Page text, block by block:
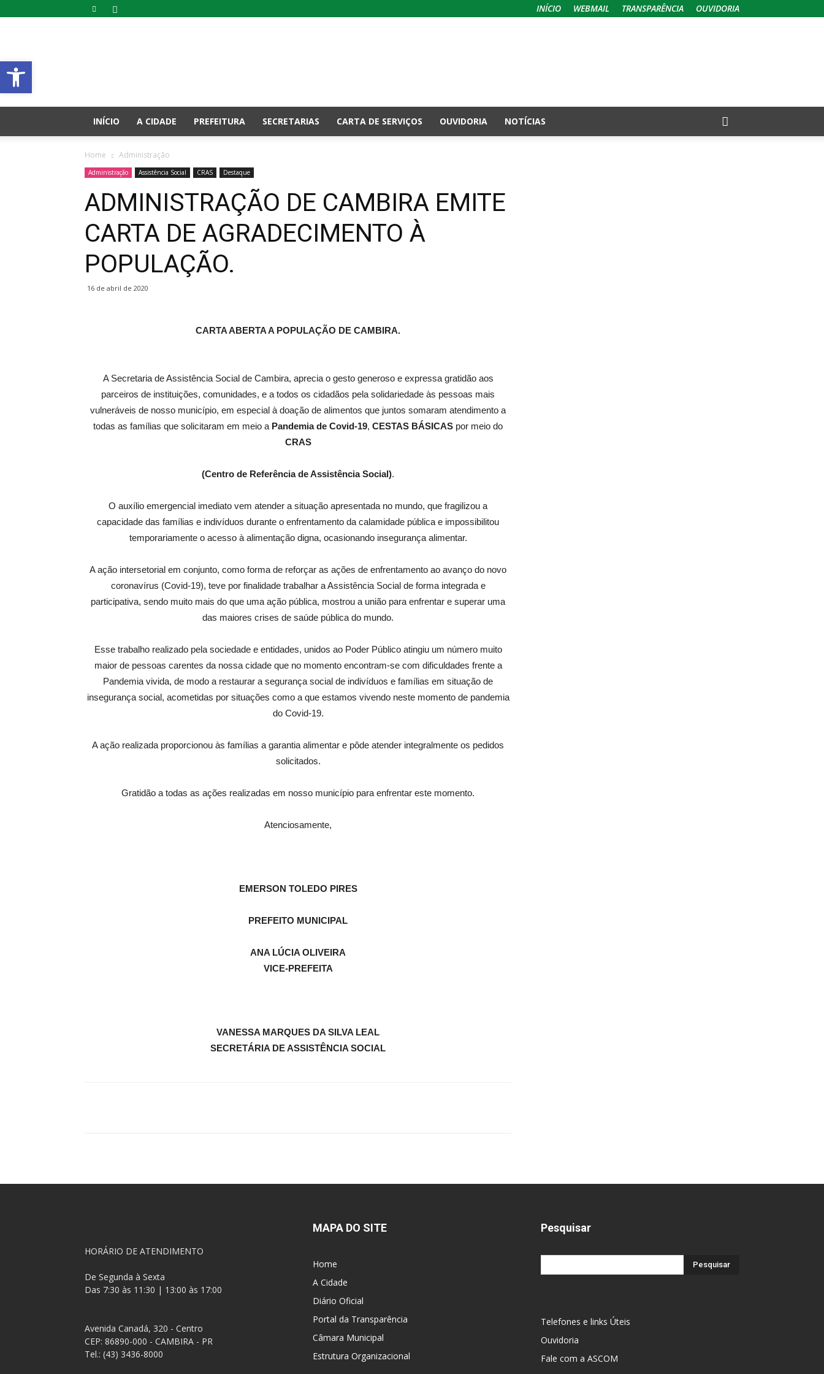
Abrir a barra de ferramentas
INÍCIO WEBMAIL TRANSPARÊNCIA OUVIDORIA
PR
INÍCIO
A CIDADE PREFEITURA SECRETARIAS CARTA DE SERVIÇOS OUVIDORIA NOTÍCIAS
Home Administração
Administração Assistência Social CRAS Destaque
ADMINISTRAÇÃO DE CAMBIRA EMITE
CARTA DE AGRADECIMENTO À
POPULAÇÃO.
16 de abril de 2020
CARTA ABERTA A POPULAÇÃO DE CAMBIRA.
A Secretaria de Assistência Social de Cambira, aprecia o gesto generoso e expressa gratidão aos
parceiros de instituições, comunidades, e a todos os cidadãos pela solidariedade às pessoas mais
vulneráveis de nosso município, em especial à doação de alimentos que juntos somaram atendimento a
todas as famílias que solicitaram em meio a Pandemia de Covid-19, CESTAS BÁSICAS por meio do
CRAS
(Centro de Referência deAssistência Social).
O auxílio emergencial imediato vem atender a situação apresentada no mundo, que fragilizou a
capacidade das famílias e indivíduos durante o enfrentamento da calamidade pública e impossibilitou
temporariamente o acesso à alimentação digna, ocasionando insegurança alimentar.
A ação intersetorial em conjunto, como forma de reforçar as ações de enfrentamento ao avanço do novo
coronavírus (Covid-19), teve por finalidade trabalhar a Assistência Social de forma integrada e
participativa, sendo muito mais do que uma ação pública, mostrou a união para enfrentar e superar uma
das maiores crises de saúde pública do mundo.
Esse trabalho realizado pela sociedade e entidades, unidos ao Poder Público atingiu um número muito
maior de pessoas carentes da nossa cidade que no momento encontram-se com dificuldades frente a
Pandemia vivida, de modo a restaurar a segurança social de indivíduos e famílias em situação de
insegurança social, acometidas por situações como a que estamos vivendo neste momento de pandemia
do Covid-19.
A ação realizada proporcionou às famílias a garantia alimentar e pôde atender integralmente os pedidos
solicitados.
Gratidão a todas as ações realizadas em nosso município para enfrentar este momento.
Atenciosamente,
EMERSON TOLEDO PIRES
PREFEITO MUNICIPAL
ANA LÚCIA OLIVEIRA
VICE-PREFEITA
VANESSA MARQUES DA SILVA LEAL
SECRETÁRIA DE ASSISTÊNCIA SOCIAL
HORÁRIO DE ATENDIMENTO
De Segunda à Sexta
Das 7:30 às 11:30 | 13:00 às 17:00
Avenida Canadá, 320 - Centro
CEP: 86890-000 - CAMBIRA - PR
Tel.: (43) 3436-8000
MAPA DO SITE
Home
A Cidade
Diário Oficial
Portal da Transparência
Câmara Municipal
Estrutura Organizacional
Pesquisar
Telefones e links Úteis
Ouvidoria
Fale com a ASCOM